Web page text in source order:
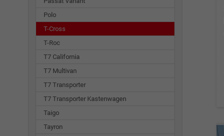
Polo
T-Cross
T-Roc
T7 California
T7 Multivan
T7 Transporter
T7 Transporter Kastenwagen
Taigo
Tayron